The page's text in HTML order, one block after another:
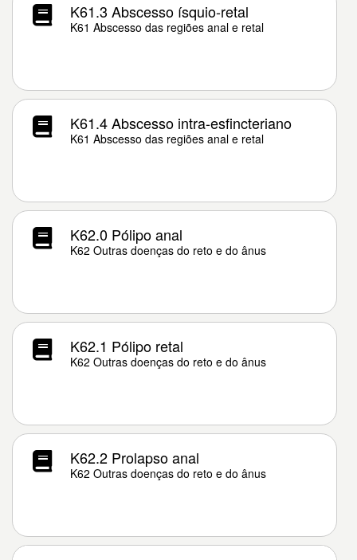
K61.3 Abscesso ísquio-retal
K61 Abscesso das regiões anal e retal
K61.4 Abscesso intra-esfincteriano
K61 Abscesso das regiões anal e retal
K62.0 Pólipo anal
K62 Outras doenças do reto e do ânus
K62.1 Pólipo retal
K62 Outras doenças do reto e do ânus
K62.2 Prolapso anal
K62 Outras doenças do reto e do ânus